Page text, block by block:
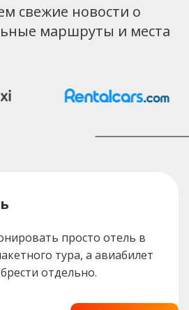
свежие новости о
маршруты и места
просто отель в
тура, а авиабилет
отдельно.